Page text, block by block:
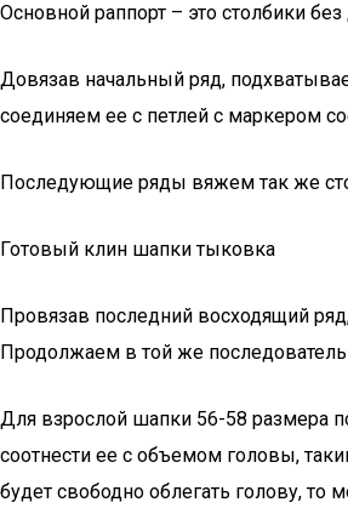
Основной раппорт – это столбики
Довязав начальный ряд,
соединяем ее с петлей с маркером
Последующие ряды вяжем так же
Готовый клин шапки тыковка
Провязав последний восходящий
Продолжаем в той же
Для взрослой шапки 56-58 размера
соотнести ее с объемом головы,
будет свободно облегать голову, то